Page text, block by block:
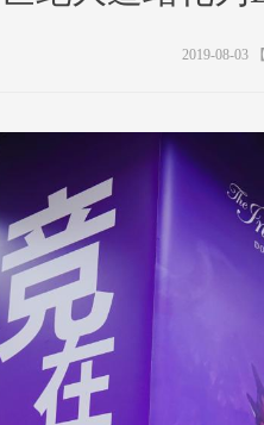
2019-08-03